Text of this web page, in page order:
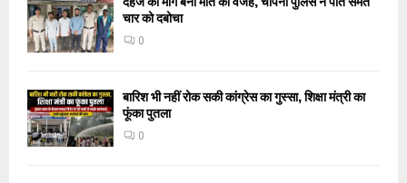
चार को दबोचा
0
बारिश भी नहीं रोक सकी कांग्रेस का गुस्सा, शिक्षा मंत्री का
फूंका पुतला
0